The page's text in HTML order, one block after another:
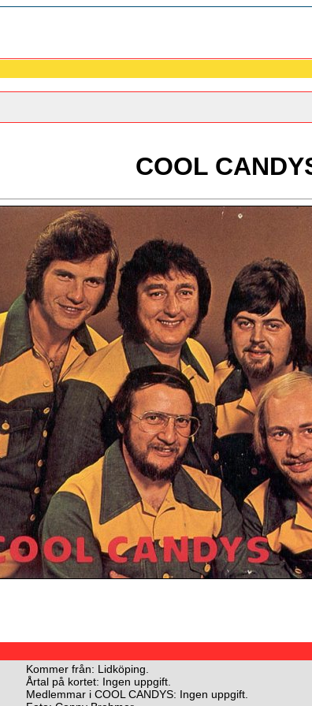
COOL
Kommer från: Lidköping.
Årtal på kortet: Ingen uppgift.
Medlemmar i COOL CANDYS: Ingen uppgift.